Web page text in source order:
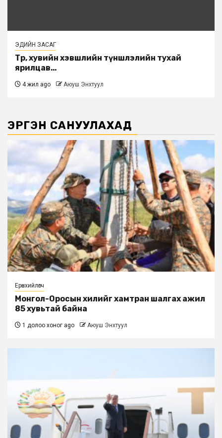
ЭДИЙН ЗАСАГ
Төр, хувийн хэвшлийн түншлэлийн тухай
ярилцав…
4 жил ago Аюуш Энхтуул
ЭРГЭН САНУУЛАХАД
Ерөнхийлөгч
Монгол-Оросын хилийг хамтран шалгах ажил
85 хувьтай байна
1 долоо хоног ago Аюуш Энхтуул